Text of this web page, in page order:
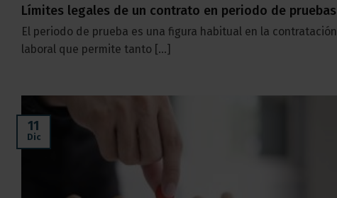
Límites legales de un contrato en periodo de pruebas
El periodo de prueba es una figura habitual en la contratación
laboral que permite tanto [...]
11
Dic